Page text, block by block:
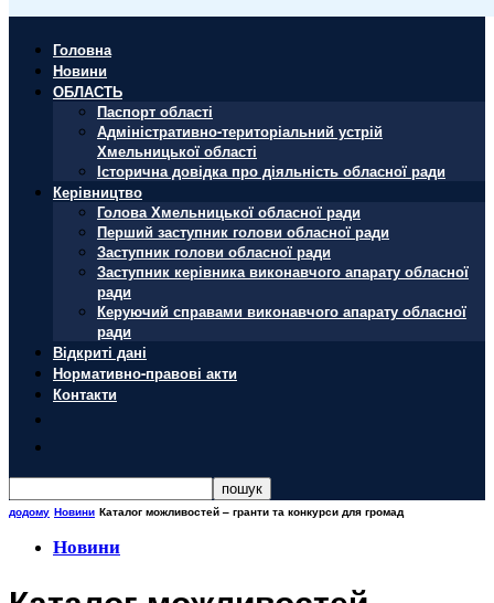
Головна
Новини
ОБЛАСТЬ
Паспорт області
Адміністративно-територіальний устрій
Хмельницької області
Історична довідка про діяльність обласної ради
Керівництво
Голова Хмельницької обласної ради
Перший заступник голови обласної ради
Заступник голови обласної ради
Заступник керівника виконавчого апарату обласної
ради
Керуючий справами виконавчого апарату обласної
ради
Відкриті дані
Нормативно-правові акти
Контакти
додому Новини Каталог можливостей – гранти та конкурси для громад
Новини